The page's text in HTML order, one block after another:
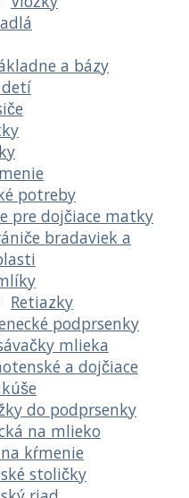
a bázy
detí
potreby
pre dojčiace matky
bradaviek a
Retiazky
podprsenky
mlieka
a dojčiace
do podprsenky
na mlieko
kŕmenie
stoličky